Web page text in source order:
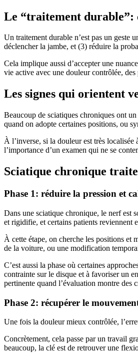
Le “traitement durable”:
Un traitement durable n’est pas un geste
déclencher la jambe, et (3) réduire la
Cela implique aussi d’accepter une
vie active avec une douleur contrôlée, des
Les signes qui orientent
Beaucoup de sciatiques chroniques ont
quand on adopte certaines positions, ou
À l’inverse, si la douleur est très localisée
l’importance d’un examen qui ne se
Sciatique chronique
Phase 1: réduire la pression et
Dans une sciatique chronique, le nerf est
et rigidifie, et certains patients reviennent
À cette étape, on cherche les positions et
de la voiture, ou une modification
C’est aussi la phase où certaines
contrainte sur le disque et à favoriser un
pertinente quand l’évaluation montre des
Phase 2: récupérer le
Une fois la douleur mieux contrôlée,
Concrètement, cela passe par un travail
beaucoup, la clé est de retrouver une